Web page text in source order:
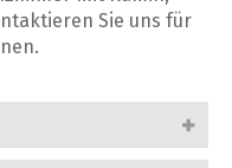
Sie uns für